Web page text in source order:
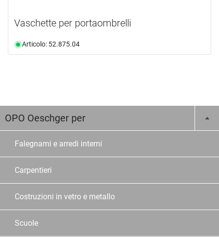
Vaschette per portaombrelli
Articolo: 52.875.04
OPO Oeschger per
Falegnami e arredi interni
Carpentieri
Costruzioni in vetro e metallo
Scuole